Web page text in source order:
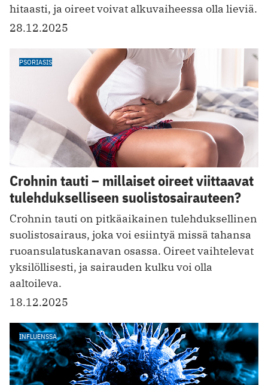
hitaasti, ja oireet voivat alkuvaiheessa olla lieviä.
28.12.2025
PSORIASIS
Crohnin tauti – millaiset oireet viittaavat
tulehdukselliseen suolistosairauteen?
Crohnin tauti on pitkäaikainen tulehduksellinen
suolistosairaus, joka voi esiintyä missä tahansa
ruoansulatuskanavan osassa. Oireet vaihtelevat
yksilöllisesti, ja sairauden kulku voi olla
aaltoileva.
18.12.2025
INFLUENSSA